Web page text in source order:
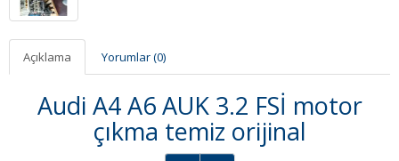
Açıklama Yorumlar (0)
Audi A4 A6 AUK 3.2 FSİ motor
çıkma temiz orijinal